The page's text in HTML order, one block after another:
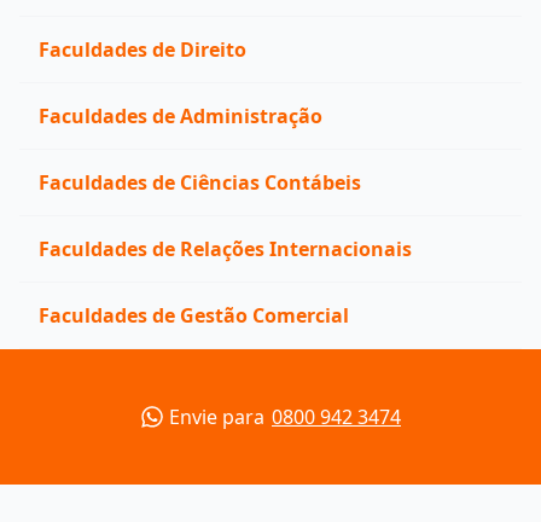
Faculdades de Direito
Faculdades de Administração
Faculdades de Ciências Contábeis
Faculdades de Relações Internacionais
Faculdades de Gestão Comercial
Envie para 0800 942 3474